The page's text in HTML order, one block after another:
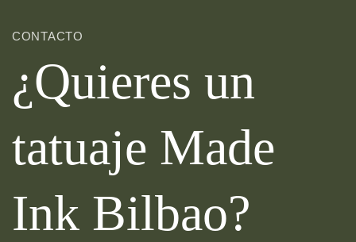
CONTACTO
¿Quieres un
tatuaje Made
Ink Bilbao?